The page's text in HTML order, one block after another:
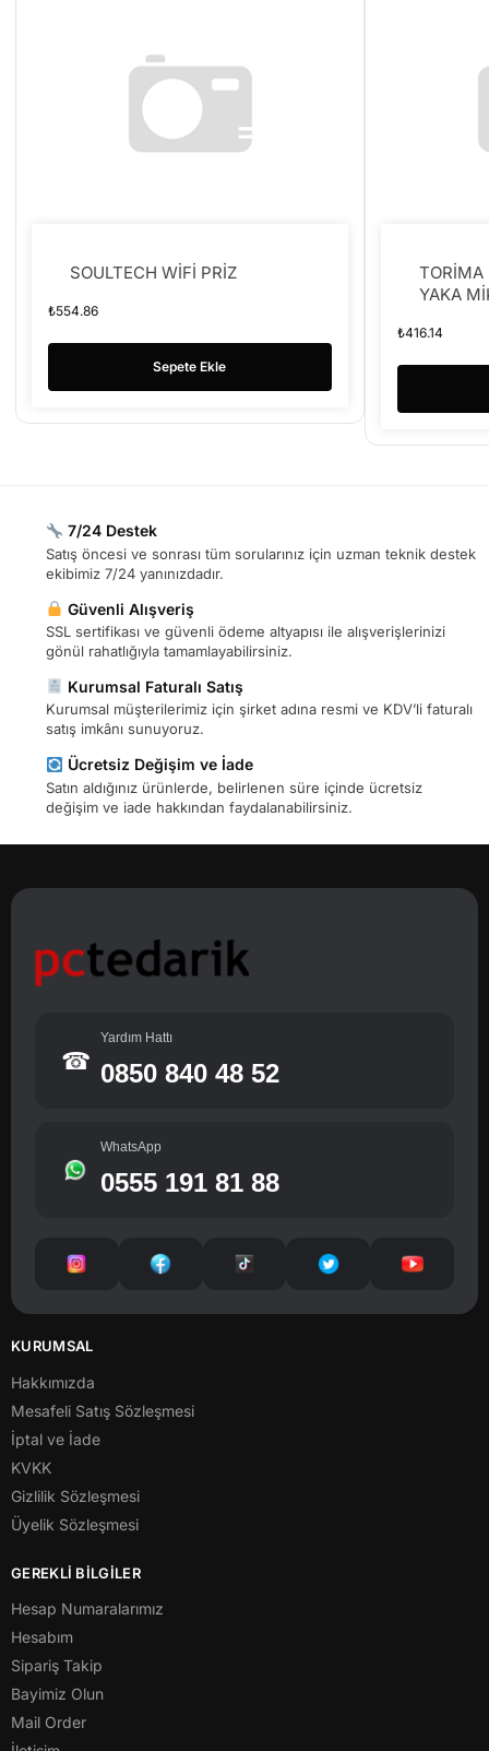
SOULTECH WİFİ PRİZ
₺554.86
Sepete Ekle
TORİMA
YAKA
₺416.14
7/24 Destek
Satış öncesi ve sonrası tüm sorularınız için uzman teknik destek
ekibimiz 7/24 yanınızdadır.
Güvenli Alışveriş
SSL sertifikası ve güvenli ödeme altyapısı ile alışverişlerinizi
gönül rahatlığıyla tamamlayabilirsiniz.
Kurumsal Faturalı Satış
Kurumsal müşterilerimiz için şirket adına resmi ve KDV’li faturalı
satış imkânı sunuyoruz.
Ücretsiz Değişim ve İade
Satın aldığınız ürünlerde, belirlenen süre içinde ücretsiz
değişim ve iade hakkından faydalanabilirsiniz.
☎
Yardım Hattı
0850 840 48 52
WhatsApp
0555 191 81 88
KURUMSAL
Hakkımızda
Mesafeli Satış Sözleşmesi
İptal ve İade
KVKK
Gizlilik Sözleşmesi
Üyelik Sözleşmesi
GEREKLİ BİLGİLER
Hesap Numaralarımız
Hesabım
Sipariş Takip
Bayimiz Olun
Mail Order